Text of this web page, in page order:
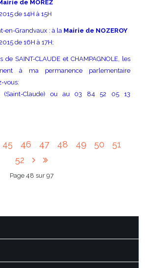
de MOREZ
de 14H à 15H
en-Grandvaux : à la Mairie de NOZEROY
de 16H à 17H;
SAINT-CLAUDE et CHAMPAGNOLE, les
à ma permanence parlementaire
vous:
Claude) ou au 03 84 52 05 13
Page 48 sur 97
45 46 47 48 49 50
51
52